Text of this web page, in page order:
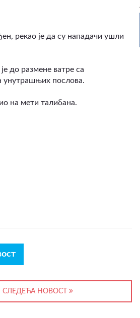
рекао је да су нападачи ушли
до размене ватре са
унутрашњих послова.
на мети талибана.
СЛЕДЕЋА НОВОСТ